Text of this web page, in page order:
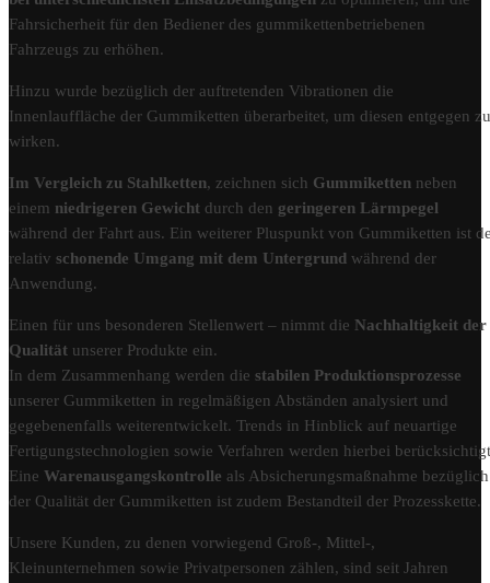
Fahrsicherheit für den Bediener des gummikettenbetriebenen
Fahrzeugs zu erhöhen.
Hinzu wurde bezüglich der auftretenden Vibrationen die
Innenlauffläche der Gummiketten überarbeitet, um diesen entgegen zu
wirken.
Im Vergleich zu Stahlketten, zeichnen sich Gummiketten neben
einem niedrigeren Gewicht durch den geringeren Lärmpegel
während der Fahrt aus. Ein weiterer Pluspunkt von Gummiketten ist
relativ schonende Umgang mit dem Untergrund während der
Anwendung.
Einen für uns besonderen Stellenwert – nimmt die Nachhaltigkeit der
Qualität unserer Produkte ein.
In dem Zusammenhang werden die stabilen Produktionsprozesse
unserer Gummiketten in regelmäßigen Abständen analysiert und
gegebenenfalls weiterentwickelt. Trends in Hinblick auf neuartige
Fertigungstechnologien sowie Verfahren werden hierbei
Eine Warenausgangskontrolle als Absicherungsmaßnahme bezüglich
der Qualität der Gummiketten ist zudem Bestandteil der Prozesskette.
Unsere Kunden, zu denen vorwiegend Groß-, Mittel-,
Kleinunternehmen sowie Privatpersonen zählen, sind seit Jahren